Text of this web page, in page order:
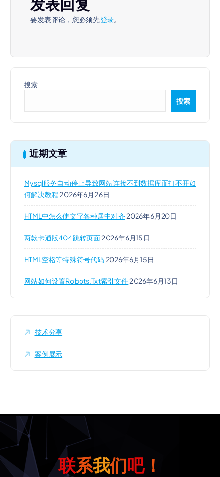
发表回复
要发表评论，您必须先登录。
搜索
搜索
近期文章
Mysql服务自动停止导致网站连接不到数据库而打不开如
何解决教程 2026年6月26日
HTML中怎么使文字各种居中对齐 2026年6月20日
两款卡通版404跳转页面2026年6月15日
HTML空格等特殊符号代码 2026年6月15日
网站如何设置robots.txt索引文件2026年6月13日
技术分享
案例展示
联系我们吧！